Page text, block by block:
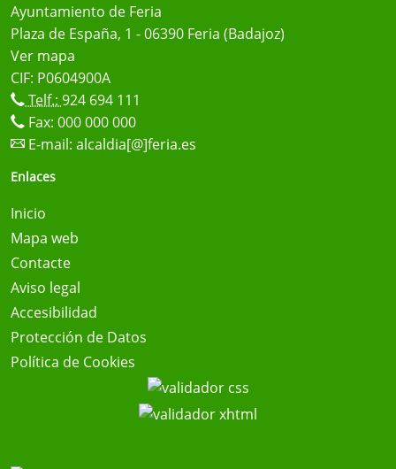
Ayuntamiento de Feria
Plaza de España, 1 - 06390 Feria (Badajoz)
Ver mapa
CIF: P0604900A
Telf.: 924 694 111
Fax: 000 000 000
E-mail: alcaldia[@]feria.es
Enlaces
Inicio
Mapa web
Contacte
Aviso legal
Accesibilidad
Protección de Datos
Política de Cookies